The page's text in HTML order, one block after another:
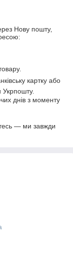
Нову пошту,
картку або
Укрпошту.
днів з моменту
— ми завжди